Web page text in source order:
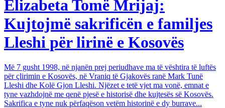
Elizabeta Tomë Mrijaj:
Kujtojmë sakrificën e familjes
Lleshi për lirinë e Kosovës
Më 7 gusht 1998, në njanën prej periudhave ma të vështira të luftës
për çlirimin e Kosovës, në Vraniq të Gjakovës ranë Mark Tunë
Lleshi dhe Kolë Gjon Lleshi. Njëzet e tetë vjet ma vonë, emnat e
tyne vazhdojnë me qenë pjesë e historisë dhe kujtesës së Kosovës.
Sakrifica e tyne nuk përfaqëson vetëm historinë e dy burrave...